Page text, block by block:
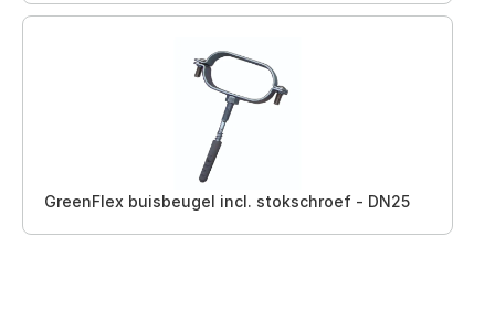
GreenFlex buisbeugel incl. stokschroef - DN25